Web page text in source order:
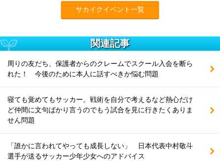
サカイクイベント一覧
関連記事
周りの友だち、保護者からのクレームでスクール入会を断ら
れた！ 今後のために本人に話すべきか悩む問題
寝ても覚めてもサッカー。戦術を自分で考えるなど熱心だけ
ど仲間に文句ばかり言うのでもう試合を見に行きたくありま
せん問題
「誰かに言われてやっても成長しない」 日本代表中村敬斗
選手が送るサッカー少年少女へのアドバイス